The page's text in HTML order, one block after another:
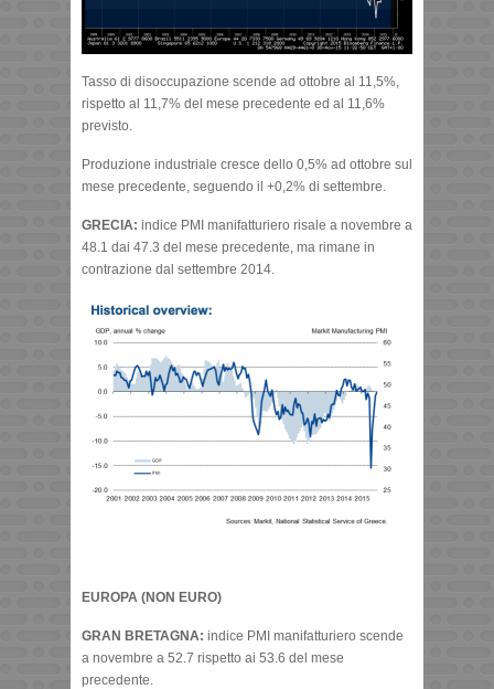
Tasso di disoccupazione scende ad ottobre al 11,5%,
rispetto al 11,7% del mese precedente ed al 11,6%
previsto.
Produzione industriale cresce dello 0,5% ad ottobre sul
mese precedente, seguendo il +0,2% di settembre.
GRECIA: indice PMI manifatturiero risale a novembre a
48.1 dai 47.3 del mese precedente, ma rimane in
contrazione dal settembre 2014.
EUROPA (NON EURO)
GRAN BRETAGNA: indice PMI manifatturiero scende
a novembre a 52.7 rispetto ai 53.6 del mese
precedente.